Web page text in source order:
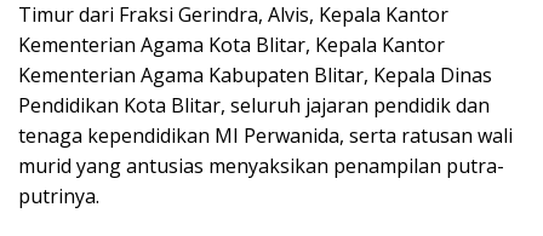
Timur dari Fraksi Gerindra, Alvis, Kepala Kantor
Kementerian Agama Kota Blitar, Kepala Kantor
Kementerian Agama Kabupaten Blitar, Kepala Dinas
Pendidikan Kota Blitar, seluruh jajaran pendidik dan
tenaga kependidikan MI Perwanida, serta ratusan wali
murid yang antusias menyaksikan penampilan putra-
putrinya.